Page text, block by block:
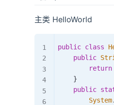
主类 HelloWorld
public class
public
return
}
public
System.